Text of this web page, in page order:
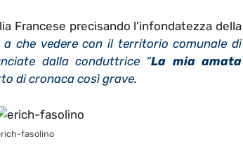
Francese precisando l’infondatezza della
che vedere con il territorio comunale di
dalla conduttrice “La mia amata
di cronaca così grave.
fasolino